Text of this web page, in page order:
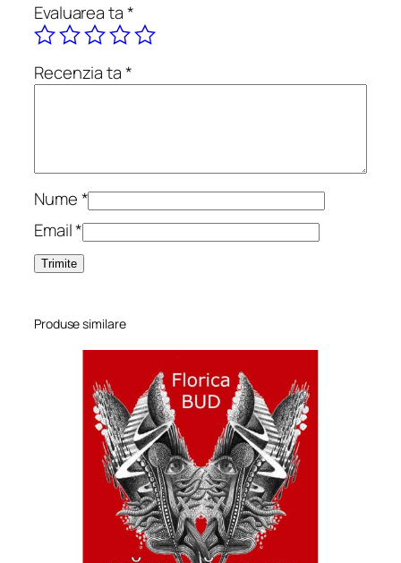
a
v
o
n
Evaluarea ta*
Recenzia ta*
Nume*
Email*
Produse similare